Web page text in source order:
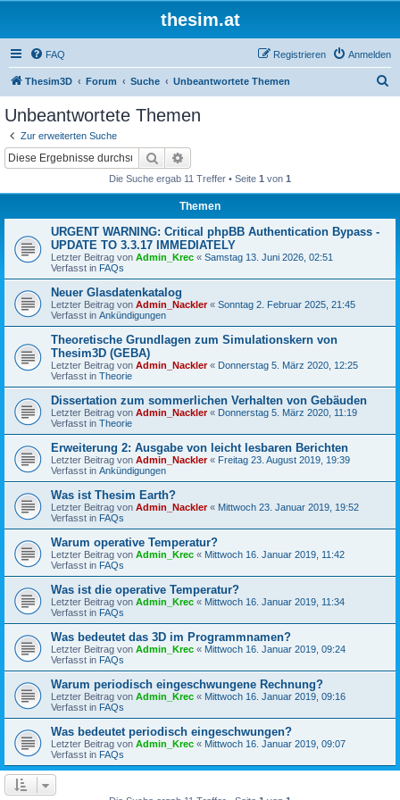
thesim.at
FAQ Anmelden
Registrieren
Thesim3D Forum Suche Unbeantwortete Themen
Unbeantwortete Themen
Zur erweiterten Suche
Suche
Die Suche ergab 11 Treffer • Seite 1 von 1
Themen
URGENT WARNING: Critical phpBB Authentication Bypass -
UPDATE TO 3.3.17 IMMEDIATELY
Letzter Beitrag von Admin_Krec « Samstag 13. Juni 2026, 02:51
Verfasst in FAQs
Neuer Glasdatenkatalog
Letzter Beitrag von Admin_Nackler« Sonntag 2. Februar 2025, 21:45
Verfasst in Ankündigungen
Theoretische Grundlagen zum Simulationskern von
Thesim3D (GEBA)
Letzter Beitrag von Admin_Nackler« Donnerstag 5. März 2020, 12:25
Verfasst in Theorie
Dissertation zum sommerlichen Verhalten von Gebäuden
Letzter Beitrag von Admin_Nackler« Donnerstag 5. März 2020, 11:19
Verfasst in Theorie
Erweiterung 2: Ausgabe von leicht lesbaren Berichten
Letzter Beitrag von Admin_Nackler« Freitag 23. August 2019, 19:39
Verfasst in Ankündigungen
Was ist Thesim Earth?
Letzter Beitrag von Admin_Nackler« Mittwoch 23. Januar 2019, 19:52
Verfasst in FAQs
Warum operative Temperatur?
Letzter Beitrag von Admin_Krec « Mittwoch 16. Januar 2019, 11:42
Verfasst in FAQs
Was ist die operative Temperatur?
Letzter Beitrag von Admin_Krec « Mittwoch 16. Januar 2019, 11:34
Verfasst in FAQs
Was bedeutet das 3D im Programmnamen?
Letzter Beitrag von Admin_Krec « Mittwoch 16. Januar 2019, 09:24
Verfasst in FAQs
Warum periodisch eingeschwungene Rechnung?
Letzter Beitrag von Admin_Krec « Mittwoch 16. Januar 2019, 09:16
Verfasst in FAQs
Was bedeutet periodisch eingeschwungen?
Letzter Beitrag von Admin_Krec « Mittwoch 16. Januar 2019, 09:07
Verfasst in FAQs